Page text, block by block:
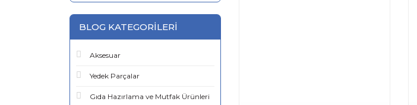
BLOG KATEGORILERI
Aksesuar
Yedek Parçalar
Gıda Hazırlama ve Mutfak Ürünleri